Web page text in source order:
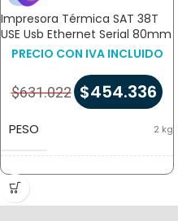
Impresora Térmica SAT 38T
USE Usb Ethernet Serial 80mm
PRECIO CON IVA INCLUIDO
$631.022 $454.336
PESO 2 kg
DIMENSIONES